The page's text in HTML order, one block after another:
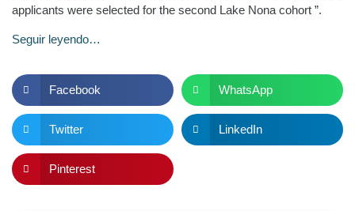
applicants were selected for the second Lake Nona cohort ”.​
Seguir leyendo…
Facebook WhatsApp
Twitter LinkedIn
Pinterest